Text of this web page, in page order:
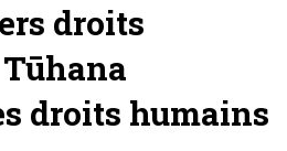
droits
droits humains